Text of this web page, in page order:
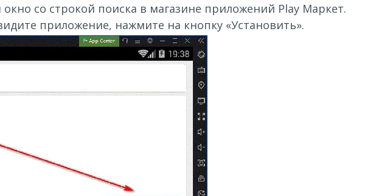
со строкой поиска в магазине приложений Play Маркет.
приложение, нажмите на кнопку «Установить».